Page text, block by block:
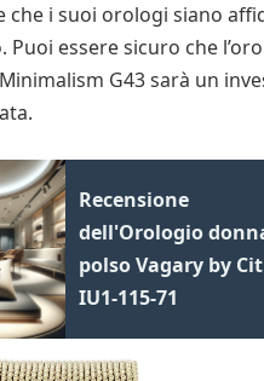
che i suoi orologi siano
Puoi essere sicuro che
G43 sarà un
Recensione
dell'Orologio
polso Vagary by
IU1-115-71